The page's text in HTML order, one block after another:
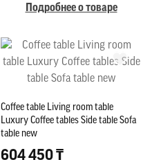
Подробнее о товаре
Coffee table Living room table
Luxury Coffee tables Side table Sofa
table new
604 450 ₸